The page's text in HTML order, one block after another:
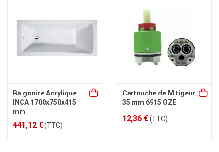
Baignoire Acrylique
INCA 1700x750x415
mm
441,12 €(TTC)
Cartouche de Mitigeur
35 mm 6915 OZE
12,36 €(TTC)